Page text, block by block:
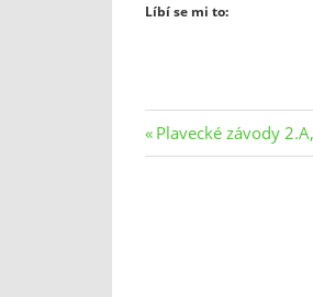
Líbí se mi to:
Navigace
Previous
Post:
Plavecké závody